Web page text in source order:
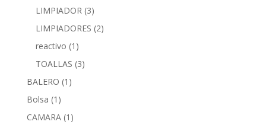
LIMPIADOR (3)
LIMPIADORES (2)
reactivo (1)
TOALLAS (3)
BALERO (1)
Bolsa (1)
CAMARA (1)